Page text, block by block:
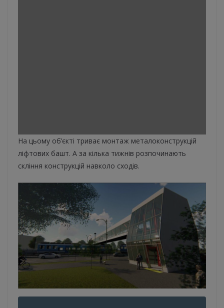
На цьому об’єкті триває монтаж металоконструкцій
ліфтових башт. А за кілька тижнів розпочинають
скління конструкцій навколо сходів.